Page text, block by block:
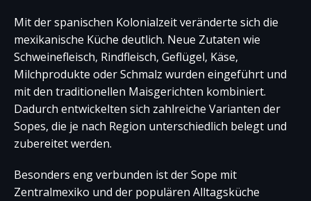
Mit der spanischen Kolonialzeit veränderte sich die
mexikanische Küche deutlich. Neue Zutaten wie
Schweinefleisch, Rindfleisch, Geflügel, Käse,
Milchprodukte oder Schmalz wurden eingeführt und
mit den traditionellen Maisgerichten kombiniert.
Dadurch entwickelten sich zahlreiche Varianten der
Sopes, die je nach Region unterschiedlich belegt und
zubereitet werden.
Besonders eng verbunden ist der Sope mit
Zentralmexiko und der populären Alltagsküche